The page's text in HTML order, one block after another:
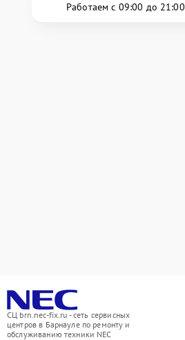
Работаем с 09:00 до 21:00
СЦ brn.nec-fix.ru - сеть сервисных
центров в Барнауле по ремонту и
обслуживанию техники NEC